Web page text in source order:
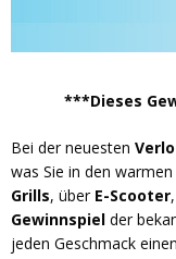
***Dieses
Bei der neuesten
was Sie in den
Grills, über E-Scooter
Gewinnspiel der
jeden Geschmack